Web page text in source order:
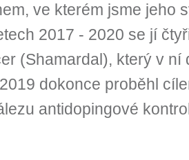
ve kterém jsme jeho
2017 - 2020 se jí
(Shamardal), který v ní
dokonce proběhl
antidopingové